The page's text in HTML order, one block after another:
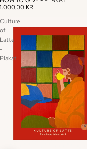
1.000,00 KR
Culture
of
Latte
-
Plakat